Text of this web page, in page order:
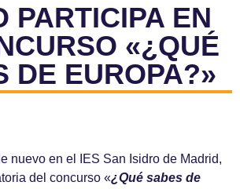
PARTICIPA EN
«¿QUÉ
DE EUROPA?»
nuevo en el IES San Isidro de Madrid,
del concurso «¿Qué sabes de